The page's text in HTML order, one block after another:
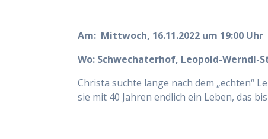
Am: Mittwoch, 16.11.2022 um 19:00 Uhr
Wo: Schwechaterhof, Leopold-Werndl-
Christa suchte lange nach dem „echten“
sie mit 40 Jahren endlich ein Leben, das